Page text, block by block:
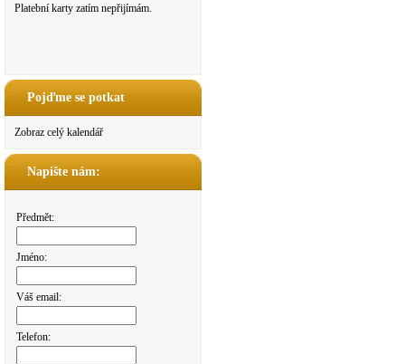
Platební karty zatím nepřijímám.
Pojďme se potkat
Zobraz celý kalendář
Napište nám:
Předmět:
Jméno:
Váš email:
Telefon: